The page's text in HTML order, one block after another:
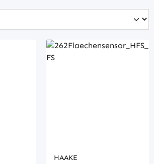
HAAKE